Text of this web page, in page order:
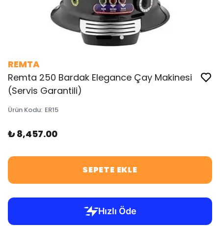
REMTA
Remta 250 Bardak Elegance Çay Makinesi
(Servis Garantili)
Ürün Kodu: ER15
₺ 8,457.00
SEPETE EKLE